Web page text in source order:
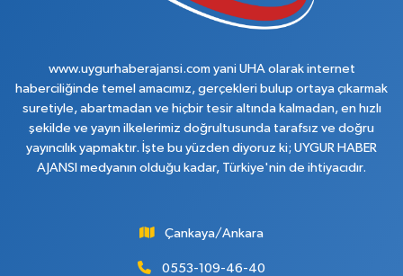
www.uygurhaberajansi.com yani UHA olarak internet
haberciliğinde temel amacımız, gerçekleri bulup ortaya çıkarmak
suretiyle, abartmadan ve hiçbir tesir altında kalmadan, en hızlı
şekilde ve yayın ilkelerimiz doğrultusunda tarafsız ve doğru
yayıncılık yapmaktır. İşte bu yüzden diyoruz ki; UYGUR HABER
AJANSI medyanın olduğu kadar, Türkiye'nin de ihtiyacıdır.
Çankaya/Ankara
0553-109-46-40